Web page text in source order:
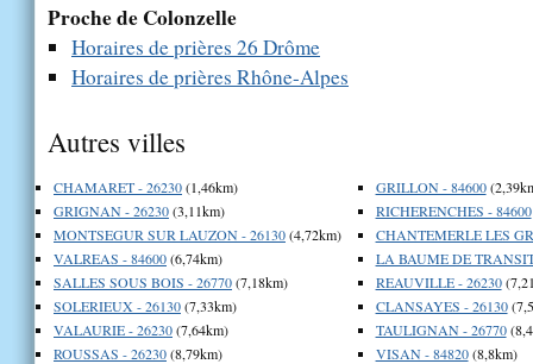
Proche de Colonzelle
Horaires de prières 26 Drôme
Horaires de prières Rhône-Alpes
Autres villes
CHAMARET - 26230(1,46km)
GRIGNAN - 26230(3,11km)
MONTSEGUR SUR LAUZON - 26130(4,72km)
VALREAS - 84600(6,74km)
SALLES SOUS BOIS - 26770(7,18km)
SOLERIEUX - 26130(7,33km)
VALAURIE - 26230(7,64km)
ROUSSAS - 26230(8,79km)
GRILLON - 84600
RICHERENCHES - 84600
CHANTEMERLE LES
LA BAUME DE
REAUVILLE - 26230
CLANSAYES - 26130
TAULIGNAN - 26770
VISAN - 84820(8,8km)